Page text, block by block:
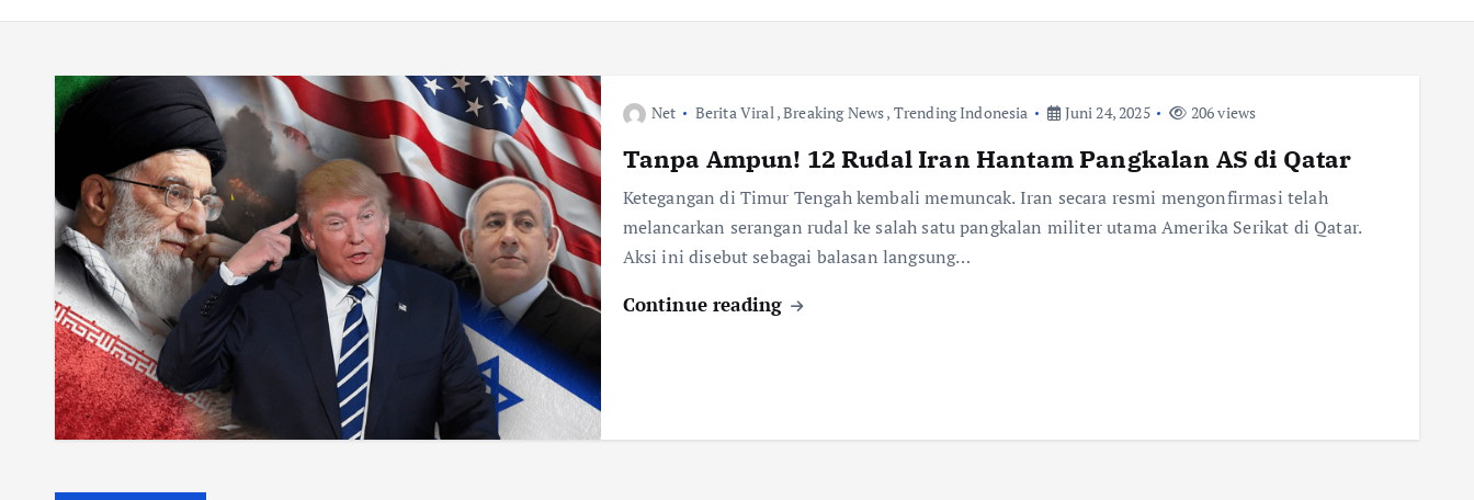
Net Berita Viral,Breaking News, Trending Indonesia Juni 24, 2025 206 views
Tanpa Ampun! 12 Rudal Iran Hantam Pangkalan AS di Qatar
Ketegangan di Timur Tengah kembali memuncak. Iran secara resmi mengonfirmasi telah
melancarkan serangan rudal ke salah satu pangkalan militer utama Amerika Serikat di Qatar.
Aksi ini disebut sebagai balasan langsung…
Continue reading